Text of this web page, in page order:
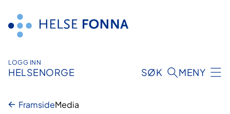
innhald
LOGG INN
HELSENORGE SØK MENY
FramsideMedia